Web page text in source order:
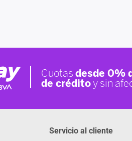
Servicio al cliente